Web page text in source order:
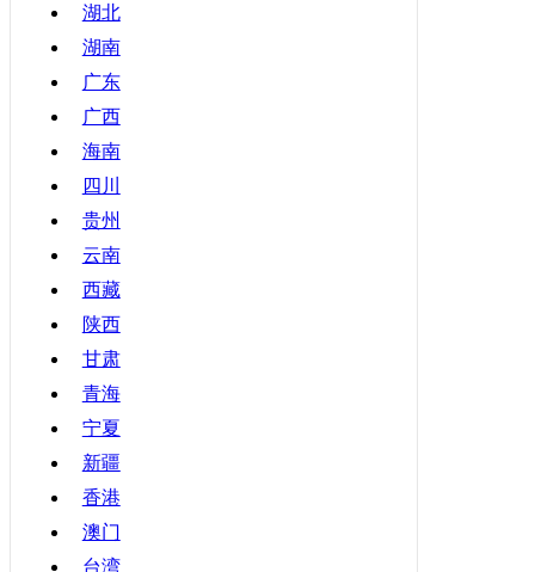
湖北
湖南
广东
广西
海南
四川
贵州
云南
西藏
陕西
甘肃
青海
宁夏
新疆
香港
澳门
台湾